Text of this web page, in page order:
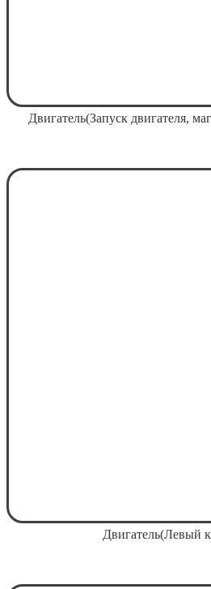
Двигатель(Запуск двигателя,
Двигатель(Левый